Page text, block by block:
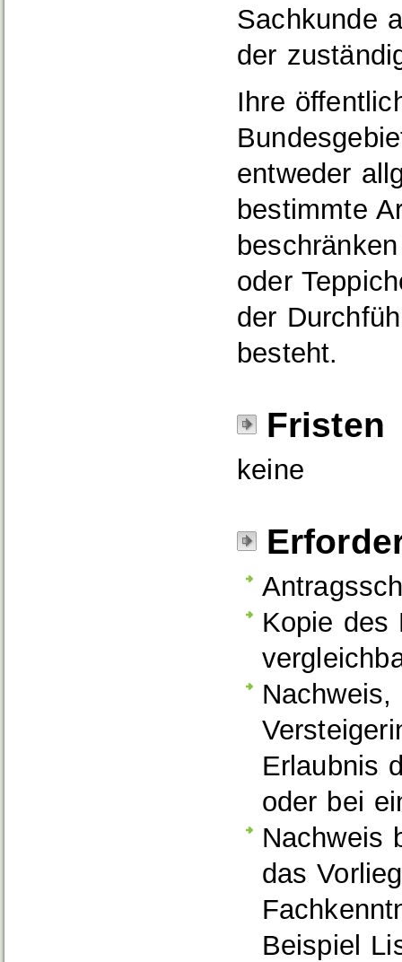
Sachkunde
der
Ihre
entweder
bestimmte
oder
der
besteht.
Fristen
keine
Kopie des
Erlaubnis
oder bei
Nachweis
das
Beispiel